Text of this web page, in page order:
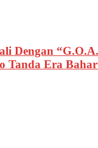
Dengan
Tanda Era